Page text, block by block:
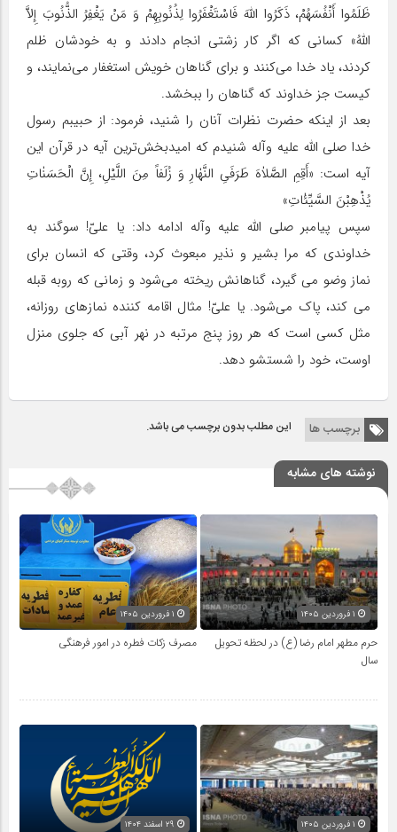
ظَلَمُوا أَنْفُسَهُمْ، ذَکَرُوا اللّٰهَ فَاسْتَغْفَرُوا لِذُنُوبِهِمْ وَ مَنْ یَغْفِرُ الذُّنُوبَ إِلاَّ
اللّٰهُ» کسانى که اگر کار زشتى انجام دادند و به خودشان ظلم
کردند، یاد خدا مى‌کنند و براى گناهان خویش استغفار مى‌نمایند، و
کیست جز خداوند که گناهان را ببخشد.
بعد از اینکه حضرت نظرات آنان را شنید، فرمود: از حبیبم رسول
خدا صلى الله علیه وآله شنیدم که امیدبخش‌ترین آیه در قرآن این
آیه است: «أَقِمِ الصَّلاٰهَ طَرَفَیِ النَّهٰارِ وَ زُلَفاً مِنَ اللَّیْلِ، إِنَّ الْحَسَنٰاتِ
یُذْهِبْنَ السَّیِّئٰاتِ»
سپس پیامبر صلى الله علیه وآله ادامه داد: یا علىّ! سوگند به
خداوندى که مرا بشیر و نذیر مبعوث کرد، وقتى که انسان براى
نماز وضو می گیرد، گناهانش ریخته مى‌شود و زمانى که روبه قبله
می کند، پاک مى‌شود. یا علىّ! مثال اقامه کننده نمازهاى روزانه،
مثل کسى است که هر روز پنج مرتبه در نهر آبى که جلوى منزل
اوست، خود را شستشو دهد.
برچسب ها این مطلب بدون برچسب می باشد.
نوشته های مشابه
حرم مطهر امام رضا (ع) در لحظه تحویل
سال
مصرف زکات فطره در امور فرهنگی